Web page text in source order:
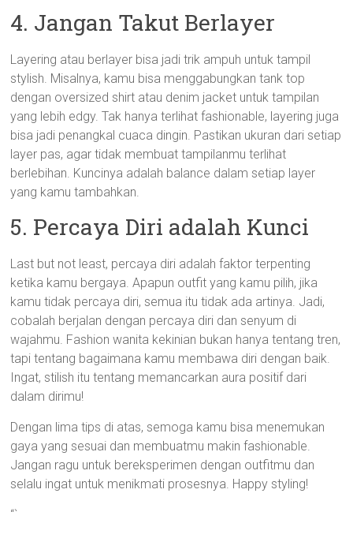
4. Jangan Takut Berlayer
Layering atau berlayer bisa jadi trik ampuh untuk tampil
stylish. Misalnya, kamu bisa menggabungkan tank top
dengan oversized shirt atau denim jacket untuk tampilan
yang lebih edgy. Tak hanya terlihat fashionable, layering juga
bisa jadi penangkal cuaca dingin. Pastikan ukuran dari setiap
layer pas, agar tidak membuat tampilanmu terlihat
berlebihan. Kuncinya adalah balance dalam setiap layer
yang kamu tambahkan.
5. Percaya Diri adalah Kunci
Last but not least, percaya diri adalah faktor terpenting
ketika kamu bergaya. Apapun outfit yang kamu pilih, jika
kamu tidak percaya diri, semua itu tidak ada artinya. Jadi,
cobalah berjalan dengan percaya diri dan senyum di
wajahmu. Fashion wanita kekinian bukan hanya tentang tren,
tapi tentang bagaimana kamu membawa diri dengan baik.
Ingat, stilish itu tentang memancarkan aura positif dari
dalam dirimu!
Dengan lima tips di atas, semoga kamu bisa menemukan
gaya yang sesuai dan membuatmu makin fashionable.
Jangan ragu untuk bereksperimen dengan outfitmu dan
selalu ingat untuk menikmati prosesnya. Happy styling!
“`